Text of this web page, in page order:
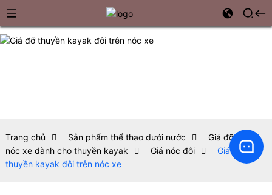
Trang chủ Sản phẩm thể thao dưới nước
Giá đỡ trên
nóc xe dành cho thuyền kayak
Giá nóc đôi
Giá đỡ
thuyền kayak đôi trên nóc xe